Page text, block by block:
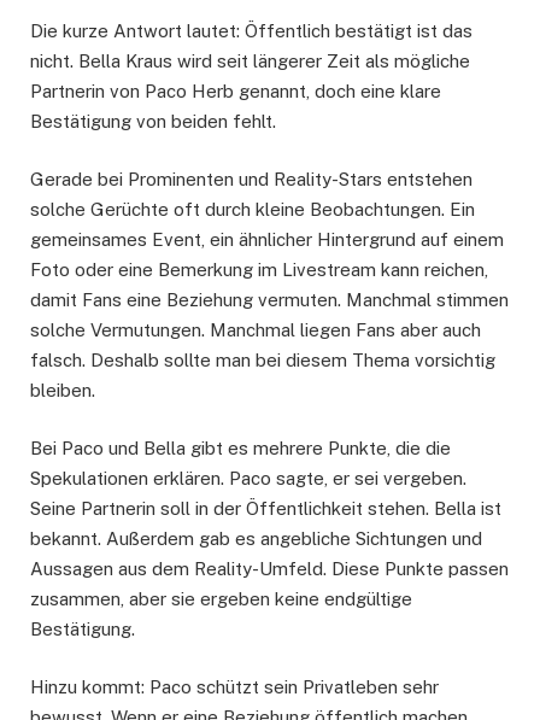
Die kurze Antwort lautet: Öffentlich bestätigt ist das
nicht. Bella Kraus wird seit längerer Zeit als mögliche
Partnerin von Paco Herb genannt, doch eine klare
Bestätigung von beiden fehlt.
Gerade bei Prominenten und Reality-Stars entstehen
solche Gerüchte oft durch kleine Beobachtungen. Ein
gemeinsames Event, ein ähnlicher Hintergrund auf einem
Foto oder eine Bemerkung im Livestream kann reichen,
damit Fans eine Beziehung vermuten. Manchmal stimmen
solche Vermutungen. Manchmal liegen Fans aber auch
falsch. Deshalb sollte man bei diesem Thema vorsichtig
bleiben.
Bei Paco und Bella gibt es mehrere Punkte, die die
Spekulationen erklären. Paco sagte, er sei vergeben.
Seine Partnerin soll in der Öffentlichkeit stehen. Bella ist
bekannt. Außerdem gab es angebliche Sichtungen und
Aussagen aus dem Reality-Umfeld. Diese Punkte passen
zusammen, aber sie ergeben keine endgültige
Bestätigung.
Hinzu kommt: Paco schützt sein Privatleben sehr